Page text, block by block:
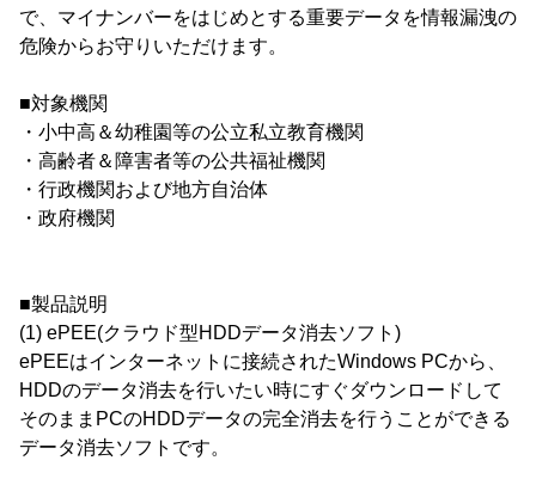
で、マイナンバーをはじめとする重要データを情報漏洩の
危険からお守りいただけます。
■対象機関
・小中高＆幼稚園等の公立私立教育機関
・高齢者＆障害者等の公共福祉機関
・行政機関および地方自治体
・政府機関
■製品説明
(1) ePEE(クラウド型HDDデータ消去ソフト)
ePEEはインターネットに接続されたWindows PCから、
HDDのデータ消去を行いたい時にすぐダウンロードして
そのままPCのHDDデータの完全消去を行うことができる
データ消去ソフトです。